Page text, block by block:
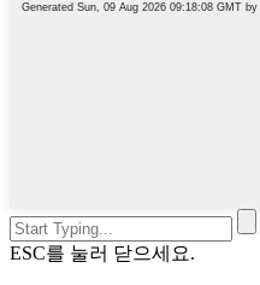
ESC를 눌러 닫으세요.